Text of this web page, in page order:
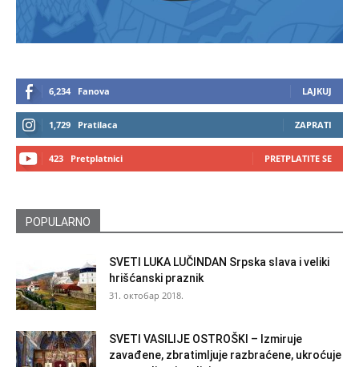
6,234 Fanova LAJKUJ
1,729 Pratilaca ZAPRATI
423 Pretplatnici PRETPLATITE SE
POPULARNO
SVETI LUKA LUČINDAN Srpska slava i veliki
hrišćanski praznik
31. октобар 2018.
SVETI VASILIJE OSTROŠKI – Izmiruje
zavađene, zbratimljuje razbraćene, ukroćuje